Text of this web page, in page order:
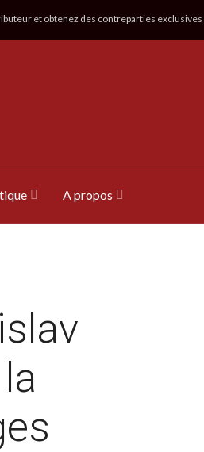
et obtenez des contreparties exclusives
A propos